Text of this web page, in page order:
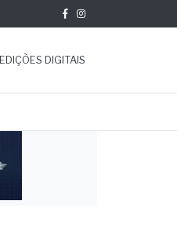
EDIÇÕES DIGITAIS